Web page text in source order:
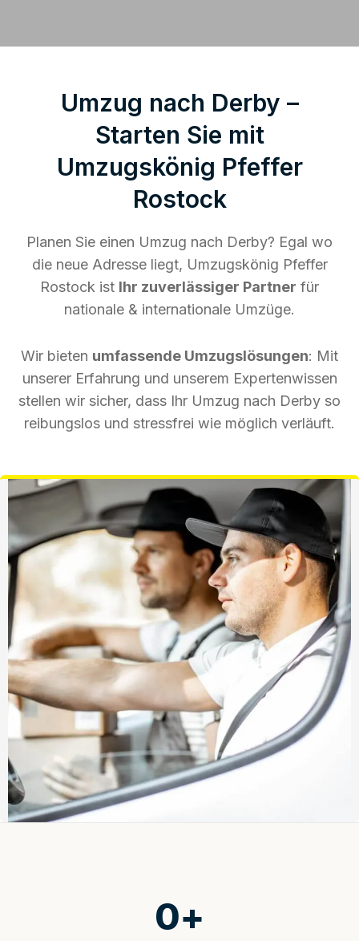
Umzug nach Derby –
Starten Sie mit
Umzugskönig Pfeffer
Rostock
Planen Sie einen Umzug nach Derby? Egal wo
die neue Adresse liegt, Umzugskönig Pfeffer
Rostock ist Ihr zuverlässiger Partner für
nationale & internationale Umzüge.
Wir bieten umfassende Umzugslösungen: Mit
unserer Erfahrung und unserem Expertenwissen
stellen wir sicher, dass Ihr Umzug nach Derby so
reibungslos und stressfrei wie möglich verläuft.
0+